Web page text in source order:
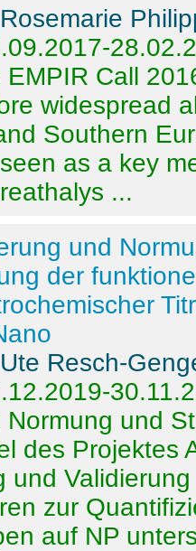
EMPIR Call
widespread
Southern
as a key
...
und
der
Resch-
Normung und
des Projektes
und
zur
auf NP